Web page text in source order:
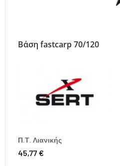
Βάση fastcarp 70/120
Π.Τ. Λιανικής
45,77 €